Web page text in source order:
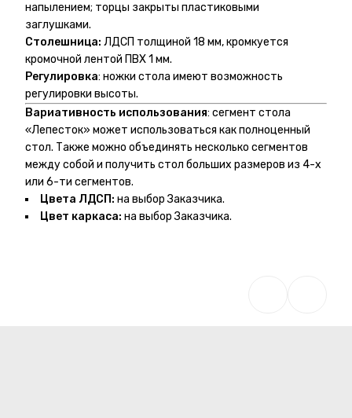
напылением; торцы закрыты пластиковыми
заглушками.
Столешница: ЛДСП толщиной 18 мм, кромкуется
кромочной лентой ПВХ 1 мм.
Регулировка: ножки стола имеют возможность
регулировки высоты.
Вариативность использования: сегмент стола
«Лепесток» может использоваться как полноценный
стол. Также можно объединять несколько сегментов
между собой и получить стол больших размеров из 4-х
или 6-ти сегментов.
Цвета ЛДСП: на выбор Заказчика.
Цвет каркаса: на выбор Заказчика.